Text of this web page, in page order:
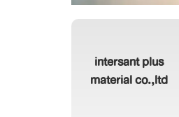
intersant plus
material co.,ltd